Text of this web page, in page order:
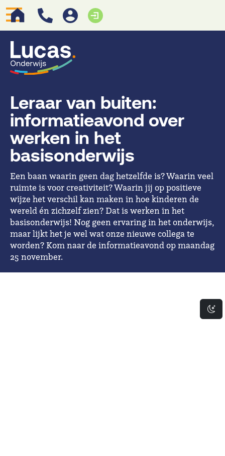
Leraar van buiten:
informatieavond over
werken in het
basisonderwijs
Een baan waarin geen dag hetzelfde is? Waarin veel
ruimte is voor creativiteit? Waarin jij op positieve
wijze het verschil kan maken in hoe kinderen de
wereld én zichzelf zien? Dat is werken in het
basisonderwijs! Nog geen ervaring in het onderwijs,
maar lijkt het je wel wat onze nieuwe collega te
worden? Kom naar de informatieavond op maandag
25 november.